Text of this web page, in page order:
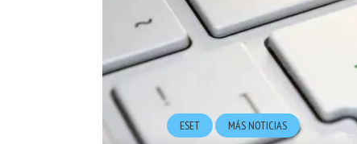
ESET MÁS NOTICIAS